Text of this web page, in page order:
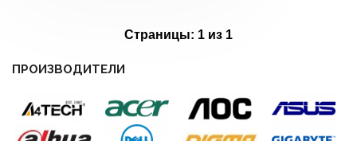
Страницы: 1 из 1
ПРОИЗВОДИТЕЛИ